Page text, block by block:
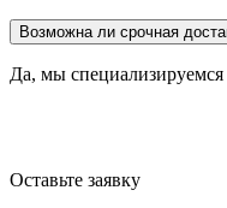
Возможна ли срочная
Да, мы
Оставьте заявку